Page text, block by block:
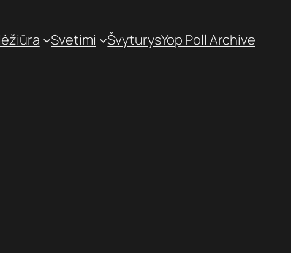
Svetimi ŠvyturysYop Poll Archive